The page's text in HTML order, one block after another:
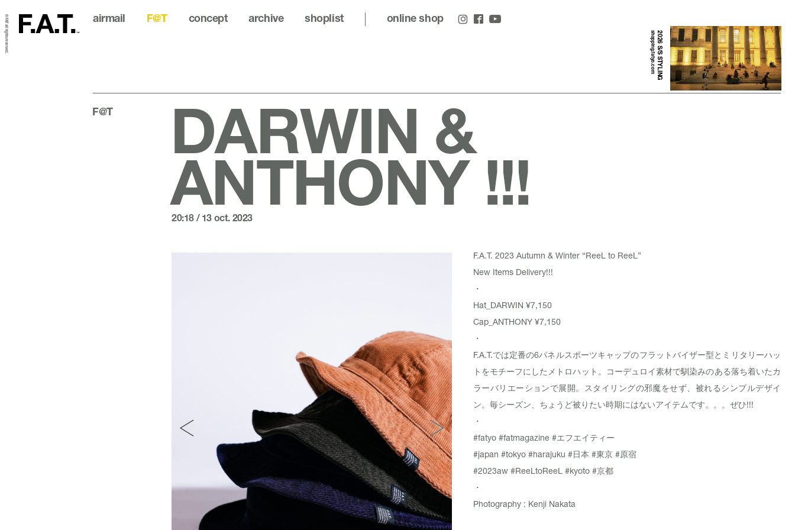
2026 S/S STYLING
shopping.fatyo.com
airmail F@T concept archive shoplist online shop
© FAT all rights reserved.
F@T DARWIN &
ANTHONY !!!
20:18 / 13 oct. 2023
F.A.T. 2023 Autumn & Winter “ReeL to ReeL”
New Items Delivery!!!
・
Hat_ DARWIN ¥7,150
Cap_ ANTHONY¥7,150
・
F.A.T.では定番の6パネルスポーツキャップのフラットバイザー型とミリタリーハッ
トをモチーフにしたメトロハット。コーデュロイ素材で馴染みのある落ち着いたカ
ラーバリエーションで展開。スタイリングの邪魔をせず、被れるシンプルデザイ
ン。毎シーズン、ちょうど被りたい時期にはないアイテムです。。。ぜひ!!!
・
#fatyo #fatmagazine #エフエイティー
#japan #tokyo #harajuku #日本 #東京 #原宿
#2023aw #ReeLtoReeL #kyoto #京都
・
Photography : Kenji Nakata